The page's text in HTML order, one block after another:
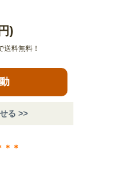
)
料無料！
る >>
＊＊